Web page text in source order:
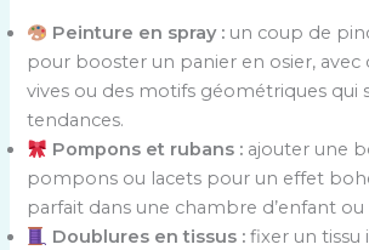
Peinture en spray : un coup de
pour booster un panier en osier, avec
vives ou des motifs géométriques qui
tendances.
Pompons et rubans : ajouter une
pompons ou lacets pour un effet
parfait dans une chambre d’enfant ou
Doublures en tissus : fixer un tissu